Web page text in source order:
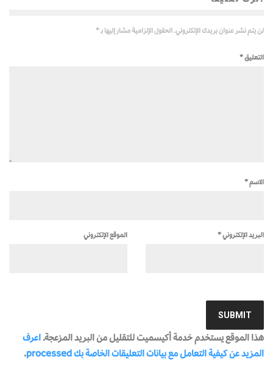
لن يتم نشر عنوان بريدك الإلكتروني. الحقول الإلزامية مشار إليها بـ*
التعليق*
الاسم*
البريد الإلكتروني* الموقع الإلكتروني
هذا الموقع يستخدم خدمة أكيسميت للتقليل من البريد المزعجة. اعرف
المزيد عن كيفية التعامل مع بيانات التعليقات الخاصة بك processed
.